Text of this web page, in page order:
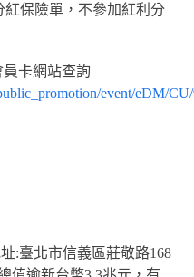
保險單，不參加紅利分
卡網站查詢
event/eDM/
:臺北市信義區莊敬路168